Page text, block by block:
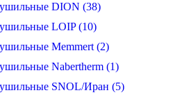
DION (38)
LOIP (10)
Memmert (2)
Nabertherm (1)
SNOL/Иран (5)